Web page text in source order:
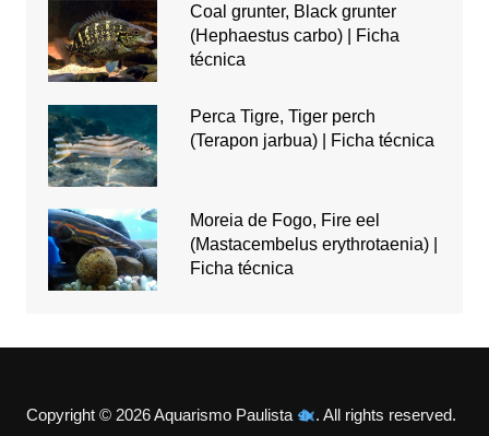
Coal grunter, Black grunter
(Hephaestus carbo) | Ficha
técnica
Perca Tigre, Tiger perch
(Terapon jarbua) | Ficha técnica
Moreia de Fogo, Fire eel
(Mastacembelus erythrotaenia) |
Ficha técnica
Copyright © 2026 Aquarismo Paulista . All rights reserved.